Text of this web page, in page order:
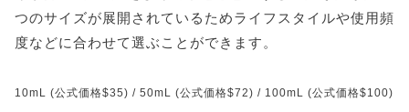
つのサイズが展開されているためライフスタイルや使用頻
度などに合わせて選ぶことができます。
10mL (公式価格$35) / 50mL (公式価格$72) / 100mL (公式価格$100)